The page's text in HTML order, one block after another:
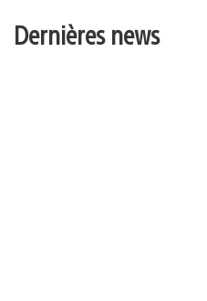
Dernières news